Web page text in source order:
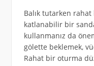
Balık tutarken
katlanabilir bir
kullanmanız da
gölette beklemek,
Rahat bir oturma